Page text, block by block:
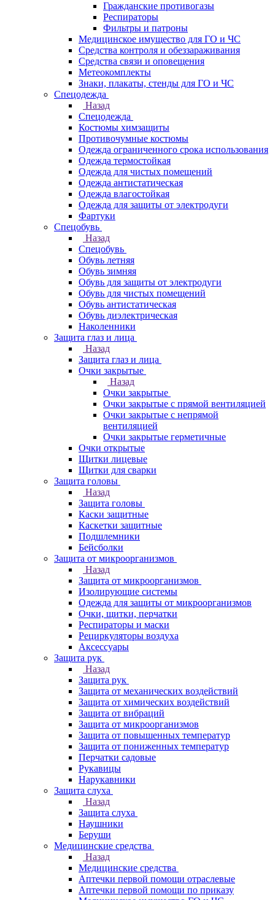
Гражданские противогазы
Респираторы
Фильтры и патроны
Медицинское имущество для ГО и ЧС
Средства контроля и обеззараживания
Средства связи и оповещения
Метеокомплекты
Знаки, плакаты, стенды для ГО и ЧС
Спецодежда
Назад
Спецодежда
Костюмы химзащиты
Противочумные костюмы
Одежда ограниченного срока использования
Одежда термостойкая
Одежда для чистых помещений
Одежда антистатическая
Одежда влагостойкая
Одежда для защиты от электродуги
Фартуки
Спецобувь
Назад
Спецобувь
Обувь летняя
Обувь зимняя
Обувь для защиты от электродуги
Обувь для чистых помещений
Обувь антистатическая
Обувь диэлектрическая
Наколенники
Защита глаз и лица
Назад
Защита глаз и лица
Очки закрытые
Назад
Очки закрытые
Очки закрытые с прямой вентиляцией
Очки закрытые с непрямой
вентиляцией
Очки закрытые герметичные
Очки открытые
Щитки лицевые
Щитки для сварки
Защита головы
Назад
Защита головы
Каски защитные
Каскетки защитные
Подшлемники
Бейсболки
Защита от микроорганизмов
Назад
Защита от микроорганизмов
Изолирующие системы
Одежда для защиты от микроорганизмов
Очки, щитки, перчатки
Респираторы и маски
Рециркуляторы воздуха
Аксессуары
Защита рук
Назад
Защита рук
Защита от механических воздействий
Защита от химических воздействий
Защита от вибраций
Защита от микроорганизмов
Защита от повышенных температур
Защита от пониженных температур
Перчатки садовые
Рукавицы
Нарукавники
Защита слуха
Назад
Защита слуха
Наушники
Беруши
Медицинские средства
Назад
Медицинские средства
Аптечки первой помощи отраслевые
Аптечки первой помощи по приказу